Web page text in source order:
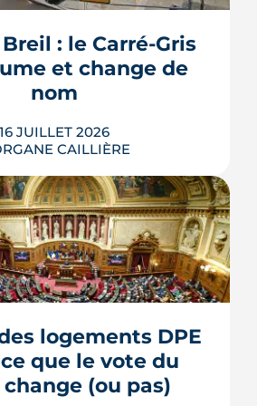
Distincts des
aménagements
un contrat spécifique
: le Carré-Gris
et change de
nom
16 JUILLET 2026
CAILLIÈRE
du Breil-
d'un parking, est en
janvier. D'ici décembre,
au profit d'Aimée
et résistante.
L'ARTICLE
logements DPE
ce que le vote du
(ou pas)